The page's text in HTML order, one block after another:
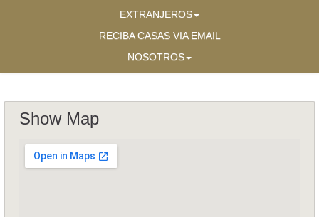
EXTRANJEROS
RECIBA CASAS VIA EMAIL
NOSOTROS
Show Map